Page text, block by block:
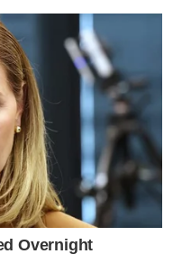
Overnight